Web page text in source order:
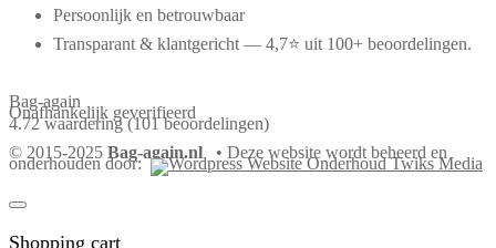
Persoonlijk en betrouwbaar
Transparant & klantgericht — 4,7⭐ uit 100+ beoordelingen.
Bag-again
Onafhankelijk geverifieerd
4.72 waardering (101 beoordelingen)
© 2015-2025 Bag-again.nl • Deze website wordt beheerd en
onderhouden door:
Shopping cart